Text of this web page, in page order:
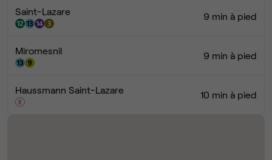
Saint-Lazare 9 min à pied
Miromesnil 9 min à pied
Haussmann Saint-Lazare 10 min à pied